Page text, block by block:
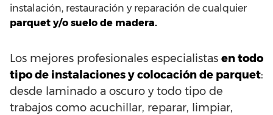
instalación, restauración y reparación de cualquier
parquet y/o suelo de madera.
Los mejores profesionales especialistas en todo
tipo de instalaciones y colocación de parquet:
desde laminado a oscuro y todo tipo de
trabajos como acuchillar, reparar, limpiar,